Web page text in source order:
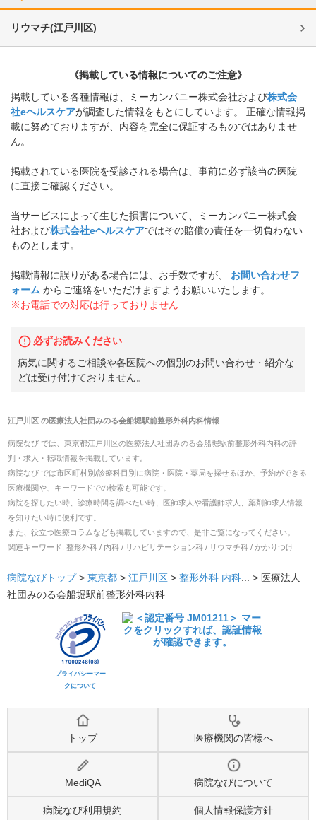
リウマチ(江戸川区)
《掲載している情報についてのご注意》
掲載している各種情報は、ミーカンパニー株式会社および株式会
社eヘルスケアが調査した情報をもとにしています。 正確な情報掲
載に努めておりますが、内容を完全に保証するものではありませ
ん。
掲載されている医院を受診される場合は、事前に必ず該当の医院
に直接ご確認ください。
当サービスによって生じた損害について、ミーカンパニー株式会
社および株式会社eヘルスケアではその賠償の責任を一切負わない
ものとします。
掲載情報に誤りがある場合には、お手数ですが、
お問い合わせフ
ォーム からご連絡をいただけますようお願いいたします。
※お電話での対応は行っておりません
必ずお読みください
病気に関するご相談や各医院への個別のお問い合わせ・紹介な
どは受け付けておりません。
江戸川区の医療法人社団みのる会船堀駅前整形外科内科情報
病院なび では、 東京都江戸川区の医療法人社団みのる会船堀駅前整形外科内科の評
判・求人・転職情報を掲載しています。
病院なび では市区町村別/診療科目別に病院・医院・薬局を探せるほか、予約ができる
医療機関や、キーワードでの検索も可能です。
病院を探したい時、診療時間を調べたい時、医師求人や看護師求人、薬剤師求人情報
を知りたい時に便利です。
また、役立つ医療コラムなども掲載していますので、是非ご覧になってください。
関連キーワード: 整形外科 / 内科 / リハビリテーション科 / リウマチ科 / かかりつけ
病院なびトップ> 東京都 > 江戸川区 > 整形外科 内科 ... > 医療法人
社団みのる会船堀駅前整形外科内科
プライバシーマー
クについて
トップ 医療機関の皆様へ
MediQA 病院なびについて
病院なび利用規約 個人情報保護方針